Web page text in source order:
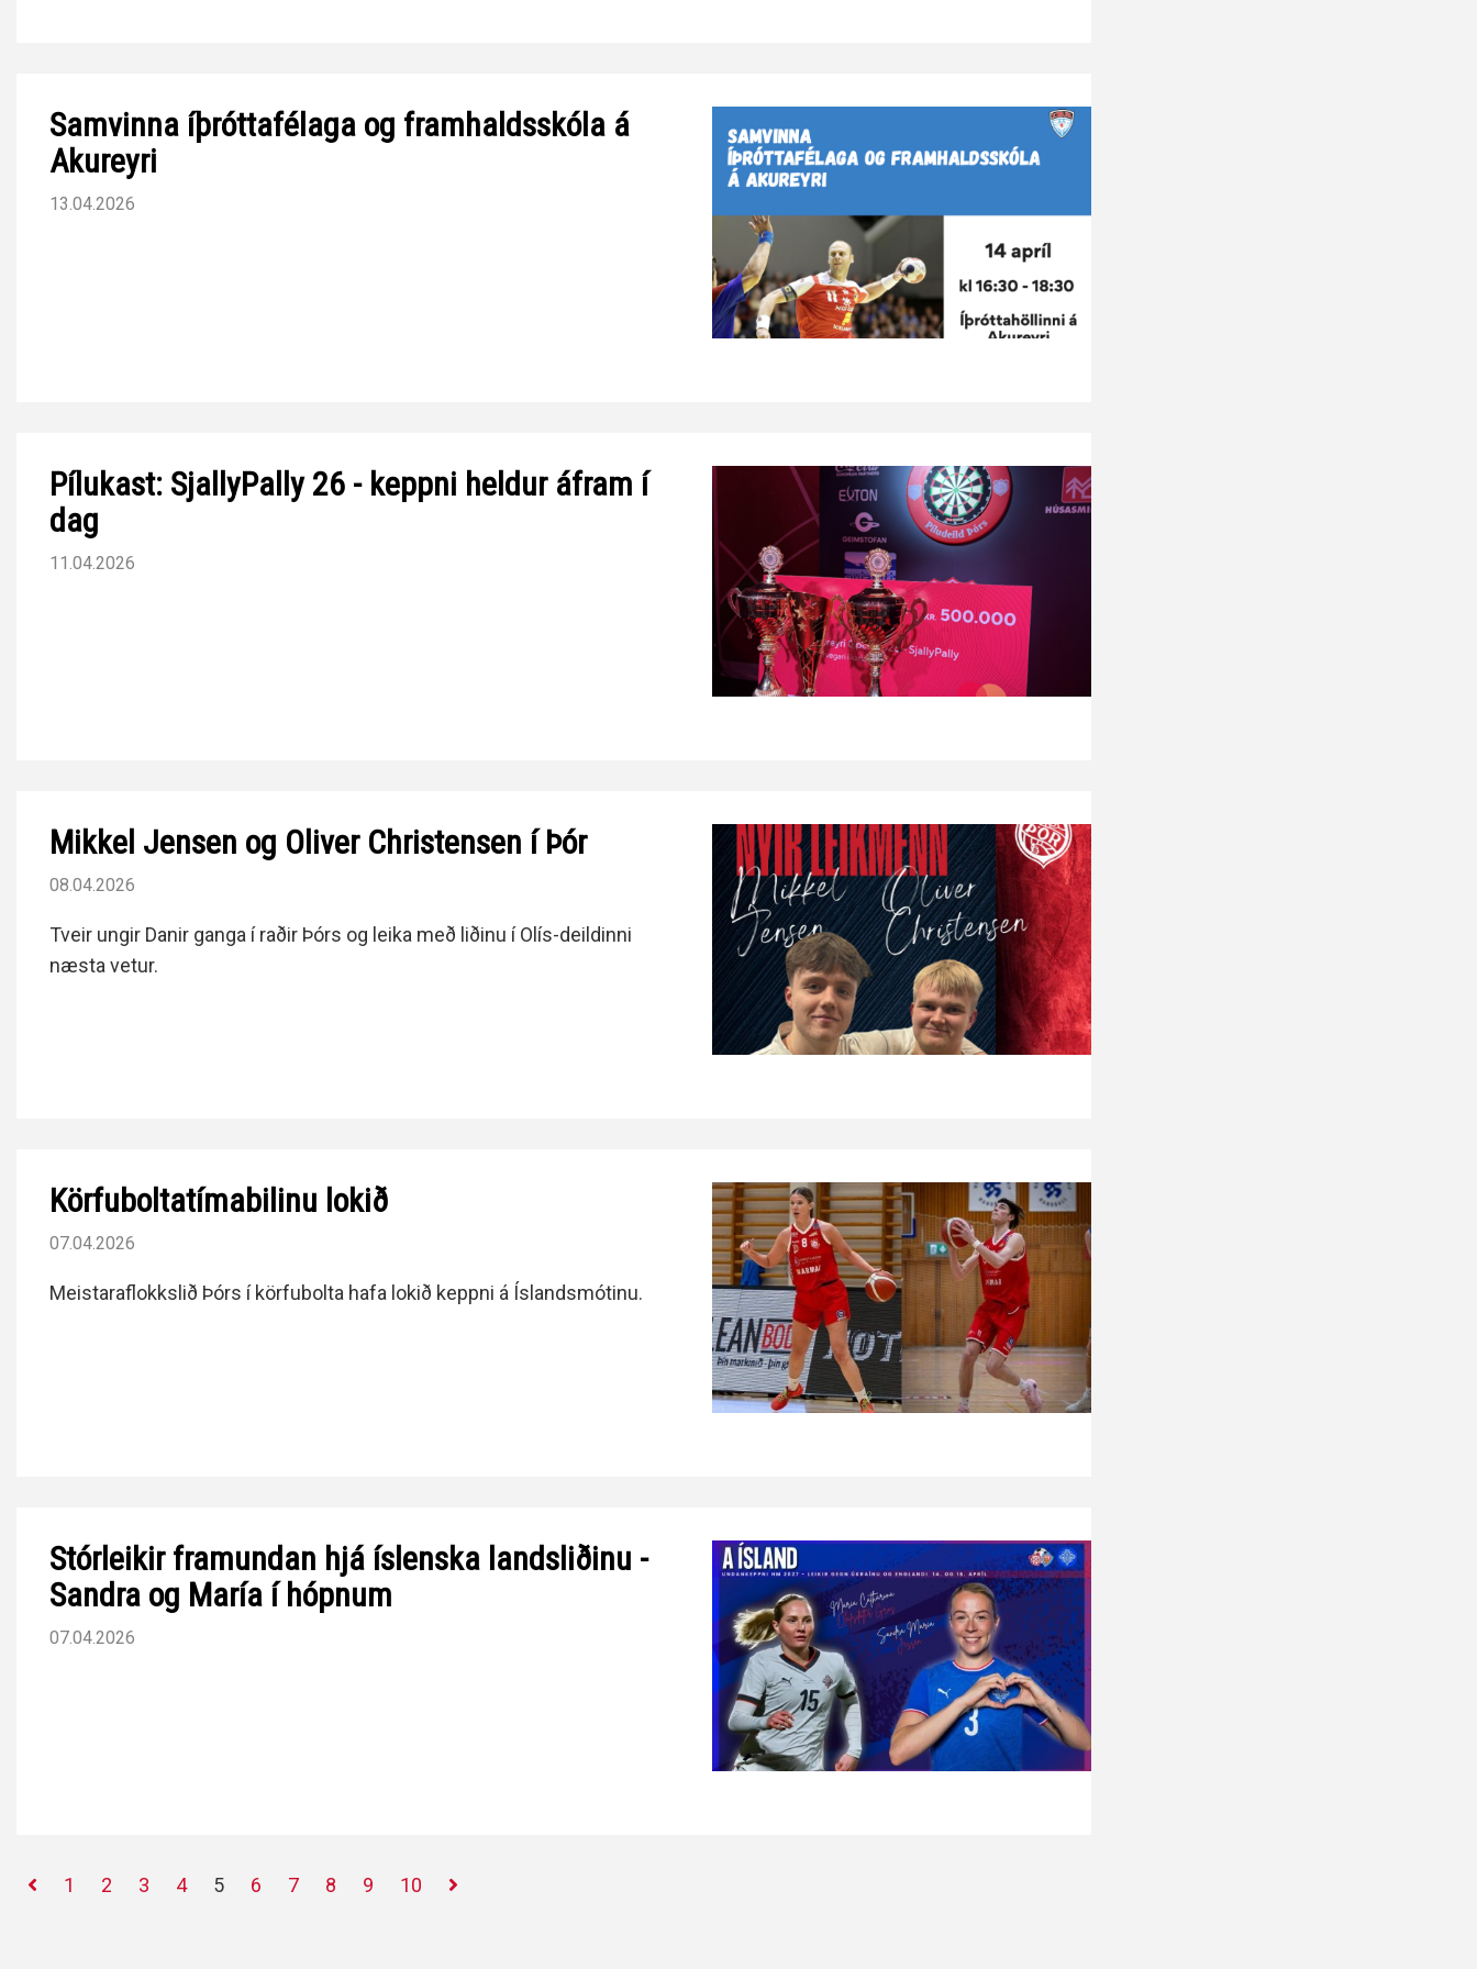
Samvinna íþróttafélaga og framhaldsskóla á
Akureyri
13.04.2026
Pílukast: SjallyPally 26 - keppni heldur áfram í
dag
11.04.2026
Mikkel Jensen og Oliver Christensen í Þór
08.04.2026
Tveir ungir Danir ganga í raðir Þórs og leika með liðinu í Olís-deildinni
næsta vetur.
Körfuboltatímabilinu lokið
07.04.2026
Meistaraflokkslið Þórs í körfubolta hafa lokið keppni á Íslandsmótinu.
Stórleikir framundan hjá íslenska landsliðinu -
Sandra og María í hópnum
07.04.2026
1 2 3 4 5 6 7 8 9 10